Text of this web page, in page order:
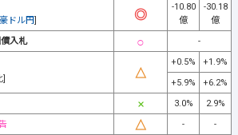
豪ドル円]
-10.80
億
-30.18
億
入札 -
]
+0.5%
+1.9%
+5.9%
+6.2%
3.0%
2.9%
- -